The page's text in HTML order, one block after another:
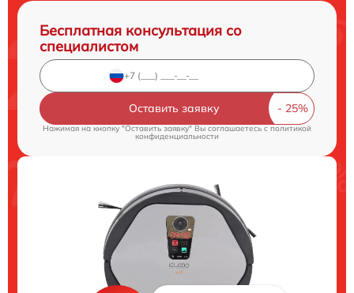
Бесплатная консультация со
специалистом
Оставить заявку
Нажимая на кнопку "Оставить заявку" Вы соглашаетесь cполитикой
конфиденциальности